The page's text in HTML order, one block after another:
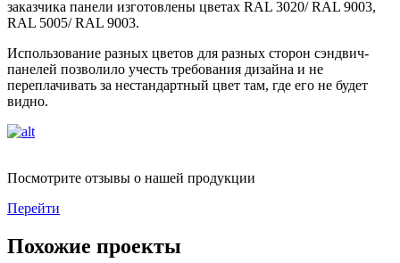
заказчика панели изготовлены цветах RAL 3020/ RAL 9003,
RAL 5005/ RAL 9003.
Использование разных цветов для разных сторон сэндвич-
панелей позволило учесть требования дизайна и не
переплачивать за нестандартный цвет там, где его не будет
видно.
Посмотрите отзывы о нашей продукции
Перейти
Похожие проекты